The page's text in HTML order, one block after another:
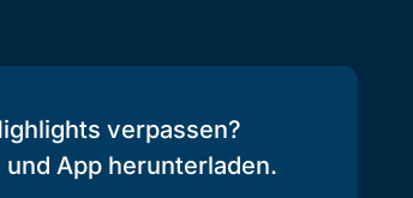
verpassen?
App herunterladen.